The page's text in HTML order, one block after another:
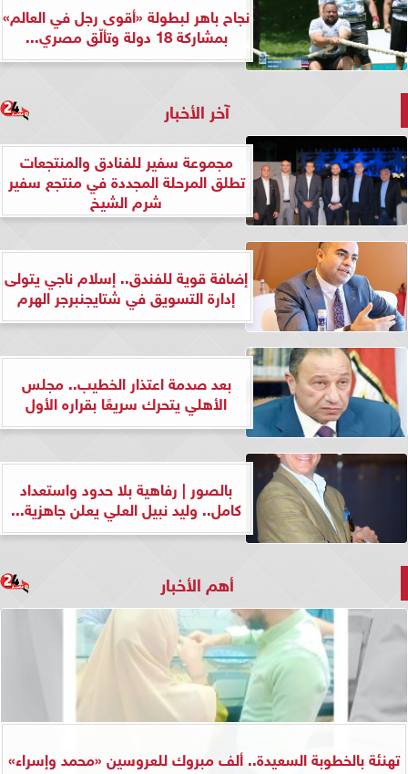
نجاح باهر لبطولة «أقوى رجل في العالم»
بمشاركة 18 دولة وتألّق مصري...
آخر الأخبار
مجموعة سفير للفنادق والمنتجعات
تطلق المرحلة المجددة في منتجع سفير
شرم الشيخ
إضافة قوية للفندق.. إسلام ناجي يتولى
إدارة التسويق في شتايجنبرجر الهرم
بعد صدمة اعتذار الخطيب.. مجلس
الأهلي يتحرك سريعًا بقراره الأول
بالصور | رفاهية بلا حدود واستعداد
كامل.. وليد نبيل العلي يعلن جاهزية...
أهم الأخبار
تهنئة بالخطوبة السعيدة.. ألف مبروك للعروسين «محمد وإسراء»